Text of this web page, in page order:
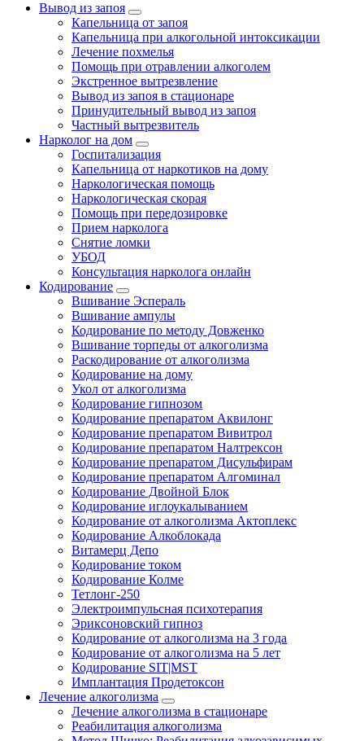
Вывод из запоя
Капельница от запоя
Капельница при алкогольной интоксикации
Лечение похмелья
Помощь при отравлении алкоголем
Экстренное вытрезвление
Вывод из запоя в стационаре
Принудительный вывод из запоя
Частный вытрезвитель
Нарколог на дом
Госпитализация
Капельница от наркотиков на дому
Наркологическая помощь
Наркологическая скорая
Помощь при передозировке
Прием нарколога
Снятие ломки
УБОД
Консультация нарколога онлайн
Кодирование
Вшивание Эспераль
Вшивание ампулы
Кодирование по методу Довженко
Вшивание торпеды от алкоголизма
Раскодирование от алкоголизма
Кодирование на дому
Укол от алкоголизма
Кодирование гипнозом
Кодирование препаратом Аквилонг
Кодирование препаратом Вивитрол
Кодирование препаратом Налтрексон
Кодирование препаратом Дисульфирам
Кодирование препаратом Алгоминал
Кодирование Двойной Блок
Кодирование иглоукалыванием
Кодирование от алкоголизма Актоплекс
Кодирование Алкоблокада
Витамерц Депо
Кодирование током
Кодирование Колме
Тетлонг-250
Электроимпульсная психотерапия
Эриксоновский гипноз
Кодирование от алкоголизма на 3 года
Кодирование от алкоголизма на 5 лет
Кодирование SIT|MST
Имплантация Продетоксон
Лечение алкоголизма
Лечение алкоголизма в стационаре
Реабилитация алкоголизма